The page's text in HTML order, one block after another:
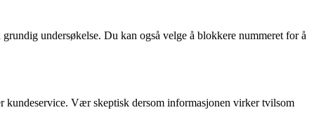
undersøkelse. Du kan også velge å blokkere nummeret for å
kundeservice. Vær skeptisk dersom informasjonen virker tvilsom